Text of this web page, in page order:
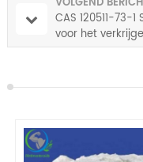
CAS 120511-73-
voor het